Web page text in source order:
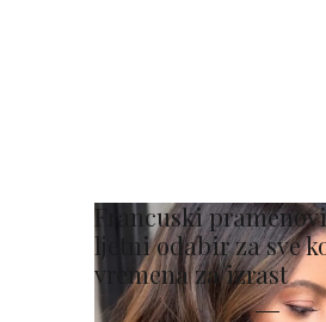
Francuski
ljetni odabir za sve
vremena za izrast